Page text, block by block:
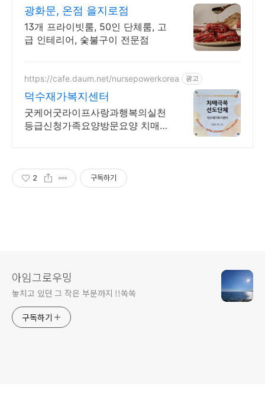
광화문, 온점 을지로점
13개 프라이빗룸, 50인 단체룸, 고
급 인테리어, 숯불구이 전문점
https://cafe.daum.net/nursepowerkorea 광고
덕수재가복지센터
굿케어굿라이프사랑과행복의실천
등급신청가족요양방문요양 치매극
2 구독하기
아임그로우밍
놓치고 있던 그 작은 부분까지 !!쏙쏙
구독하기